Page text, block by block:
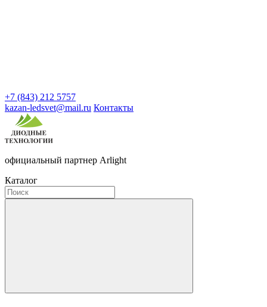
+7 (843) 212 5757
kazan-ledsvet@mail.ru Контакты
официальный партнер Arlight
Каталог